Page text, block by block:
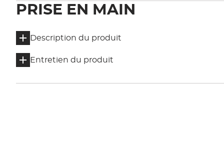
PRISE EN MAIN
Description du produit
Entretien du produit